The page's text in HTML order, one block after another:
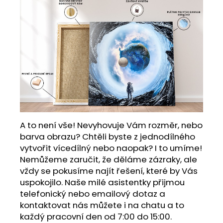
A to není vše! Nevyhovuje Vám rozměr, nebo
barva obrazu? Chtěli byste z jednodílného
vytvořit vícedílný nebo naopak? I to umíme!
Nemůžeme zaručit, že děláme zázraky, ale
vždy se pokusíme najít řešení, které by Vás
uspokojilo. Naše milé asistentky přijmou
telefonický nebo emailový dotaz a
kontaktovat nás můžete i na chatu a to
každý pracovní den od 7:00 do 15:00.